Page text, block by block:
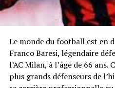
Le monde du football est en
Franco Baresi, légendaire
l’AC Milan, à l’âge de 66 ans.
plus grands défenseurs de